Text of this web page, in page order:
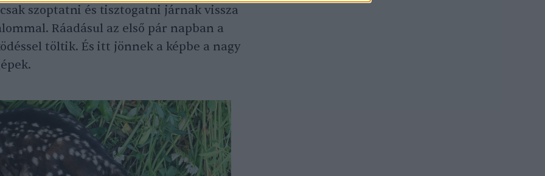
szoptatni és tisztogatni járnak vissza
Ráadásul az első pár napban a
töltik. És itt jönnek a képbe a nagy